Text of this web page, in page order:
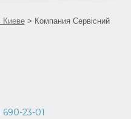
Киеве > Компания Сервісний
23-01